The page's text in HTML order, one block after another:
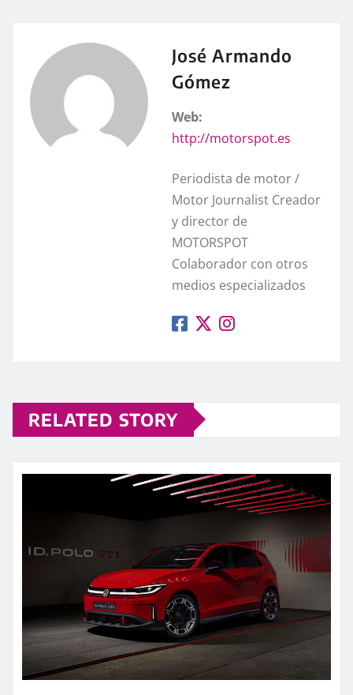
José Armando
Gómez
Web:
http://motorspot.es
Periodista de motor /
Motor Journalist Creador
y director de
MOTORSPOT
Colaborador con otros
medios especializados
RELATED STORY